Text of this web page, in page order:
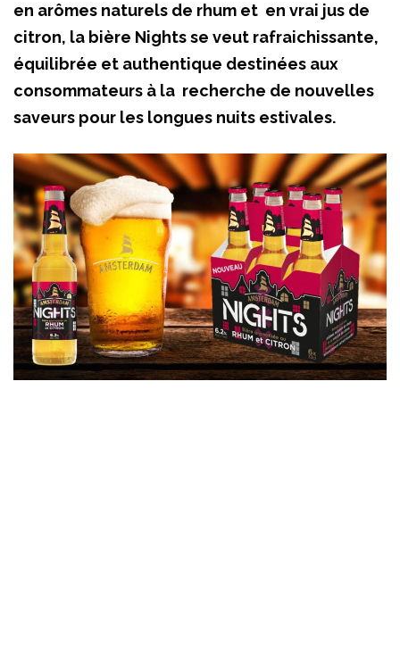
en arômes naturels de rhum et en vrai jus de
citron, la bière Nights se veut rafraichissante,
équilibrée et authentique destinées aux
consommateurs à la recherche de nouvelles
saveurs pour les longues nuits estivales.